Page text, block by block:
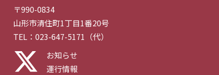
〒990-0834
山形市清住町1丁目1番20号
TEL：023-647-5171（代）
お知らせ
運行情報